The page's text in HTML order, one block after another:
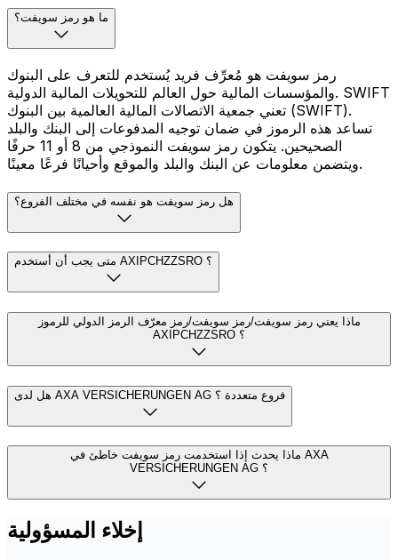
ما هو رمز سويفت؟
رمز سويفت هو مُعرِّف فريد يُستخدم للتعرف على البنوك
والمؤسسات المالية حول العالم للتحويلات المالية الدولية. SWIFT
تعني جمعية الاتصالات المالية العالمية بين البنوك (SWIFT).
تساعد هذه الرموز في ضمان توجيه المدفوعات إلى البنك والبلد
الصحيحين. يتكون رمز سويفت النموذجي من 8 أو 11 حرفًا
ويتضمن معلومات عن البنك والبلد والموقع وأحيانًا فرعًا معينًا.
هل رمز سويفت هو نفسه في مختلف الفروع؟
متى يجب أن أستخدم AXIPCHZZSRO ؟
ماذا يعني رمز سويفت/رمز سويفت/رمز معرّف الرمز الدولي للرموز
AXIPCHZZSRO ؟
هل لدى AXA VERSICHERUNGEN AG فروع متعددة ؟
ماذا يحدث إذا استخدمت رمز سويفت خاطئ في AXA
VERSICHERUNGEN AG ؟
إخلاء المسؤولية